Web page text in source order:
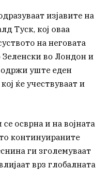
изјавите на
Туск, кој оваа
на неговата
Зеленски во Лондон и
одржи уште еден
ќе учествуваат и
осврна и на војната
континуираните
ги зголемуваат
врз глобалната